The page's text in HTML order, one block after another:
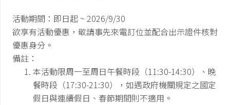
活動期間：即日起 ~ 2026/9/30
欲享有活動優惠，敬請事先來電訂位並配合出示證件核對
優惠身分。
備註：
本活動限周一至周日午餐時段（11:30-14:30）、晚
餐時段（17:30-21:30），如遇政府機關規定之國定
假日與連續假日、春節期間則不適用。